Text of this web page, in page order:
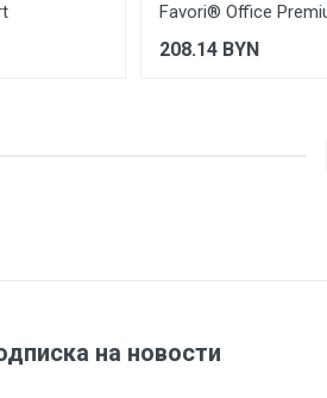
Favori® Office
208.14 BYN
на новости